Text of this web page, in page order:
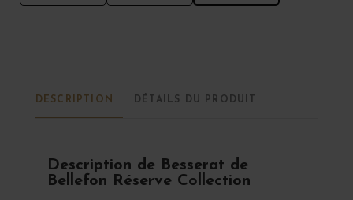
DESCRIPTION DÉTAILS DU PRODUIT
Description de Besserat de
Bellefon Réserve Collection